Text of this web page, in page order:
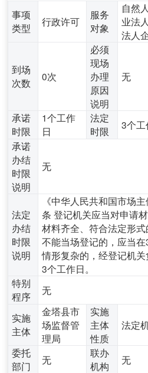
事项
类型
行政许可
服务
对象
自然
业法
法人
到场
次数
0次
必须
现场
办理
原因
说明
无
承诺
时限
1个工作
日
法定
时限
3个工
承诺
办结
时限
说明
无
法定
办结
时限
说明
《中华人民共和国市场
条 登记机关应当对申请
材料齐全、符合法定形式
不能当场登记的，应当
情形复杂的，经登记机
3个工作日。
特别
程序
无
实施
主体
金塔县市
场监督管
理局
实施
主体
性质
法定
委托
部门
无
联办
机构
无